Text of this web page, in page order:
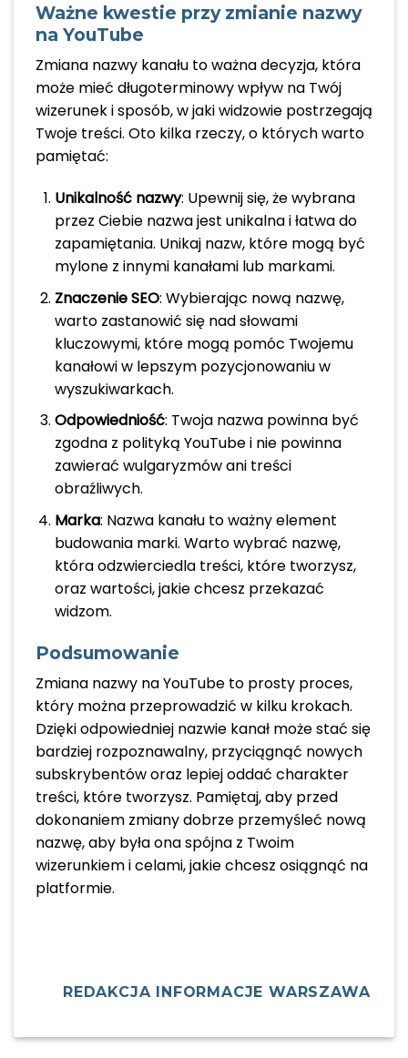
Ważne kwestie przy zmianie nazwy
na YouTube
Zmiana nazwy kanału to ważna decyzja, która
może mieć długoterminowy wpływ na Twój
wizerunek i sposób, w jaki widzowie postrzegają
Twoje treści. Oto kilka rzeczy, o których warto
pamiętać:
Unikalność nazwy: Upewnij się, że wybrana
przez Ciebie nazwa jest unikalna i łatwa do
zapamiętania. Unikaj nazw, które mogą być
mylone z innymi kanałami lub markami.
Znaczenie SEO: Wybierając nową nazwę,
warto zastanowić się nad słowami
kluczowymi, które mogą pomóc Twojemu
kanałowi w lepszym pozycjonowaniu w
wyszukiwarkach.
Odpowiedniość: Twoja nazwa powinna być
zgodna z polityką YouTube i nie powinna
zawierać wulgaryzmów ani treści
obraźliwych.
Marka: Nazwa kanału to ważny element
budowania marki. Warto wybrać nazwę,
która odzwierciedla treści, które tworzysz,
oraz wartości, jakie chcesz przekazać
widzom.
Podsumowanie
Zmiana nazwy na YouTube to prosty proces,
który można przeprowadzić w kilku krokach.
Dzięki odpowiedniej nazwie kanał może stać się
bardziej rozpoznawalny, przyciągnąć nowych
subskrybentów oraz lepiej oddać charakter
treści, które tworzysz. Pamiętaj, aby przed
dokonaniem zmiany dobrze przemyśleć nową
nazwę, aby była ona spójna z Twoim
wizerunkiem i celami, jakie chcesz osiągnąć na
platformie.
REDAKCJA INFORMACJE WARSZAWA